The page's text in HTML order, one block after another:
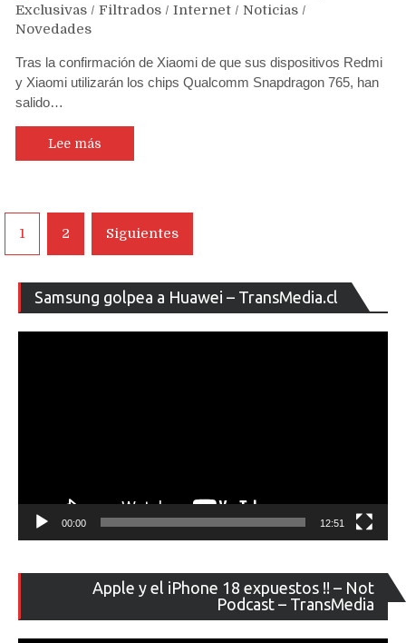
Exclusivas / Filtrados / Internet / Noticias /
Novedades
Tras la confirmación de Xiaomi de que sus dispositivos Redmi
y Xiaomi utilizarán los chips Qualcomm Snapdragon 765, han
salido…
Lee más
Navegación
de
entradas
1 2 Siguientes
Samsung golpea a Huawei – TransMedia.cl
de
00:00 12:51
Apple y el iPhone 18 expuestos !! – Not
Podcast – TransMedia
de